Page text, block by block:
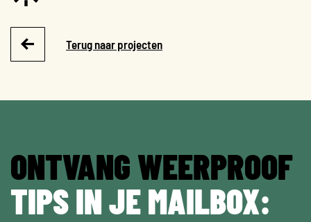
Terug naar projecten
ONTVANG WEERPROOF
TIPS IN JE MAILBOX: